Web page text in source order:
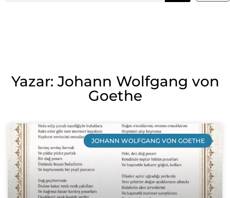
Yazar: Johann Wolfgang von
Goethe
JOHANN WOLFGANG VON GOETHE